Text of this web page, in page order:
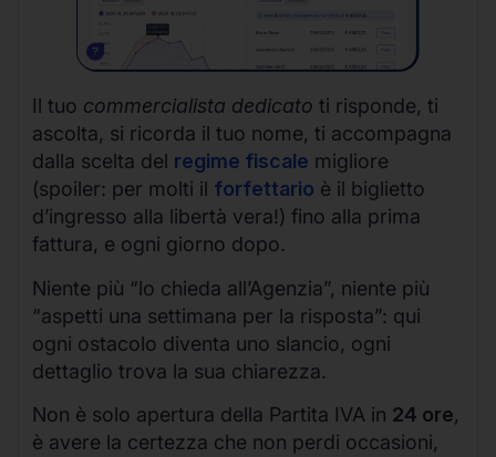
Il tuo commercialista dedicato ti risponde, ti
ascolta, si ricorda il tuo nome, ti accompagna
dalla scelta del regime fiscale migliore
(spoiler: per molti il forfettario è il biglietto
d’ingresso alla libertà vera!) fino alla prima
fattura, e ogni giorno dopo.
Niente più “lo chieda all’Agenzia”, niente più
“aspetti una settimana per la risposta”: qui
ogni ostacolo diventa uno slancio, ogni
dettaglio trova la sua chiarezza.
Non è solo apertura della Partita IVA in 24 ore,
è avere la certezza che non perdi occasioni,